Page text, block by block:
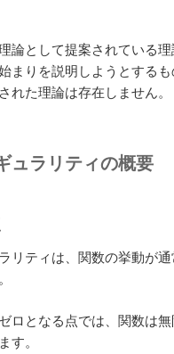
論として提案されている理
まりを説明しようとするも
れた理論は存在しません。
ュラリティの概要
リティは、関数の挙動が
ロとなる点では、関数は
す。